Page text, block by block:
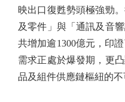
映出口復甦勢頭極強勁
及零件」與「通訊及音
共增加逾1300億元，印
需求正處於爆發期，更
品及組件供應鏈樞紐的不